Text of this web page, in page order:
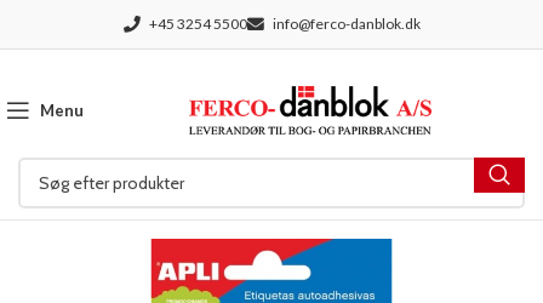
+45 3254 5500 info@ferco-danblok.dk
Menu